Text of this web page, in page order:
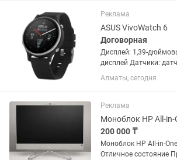
наушников Bluetooth,...
Реклама
ASUS VivoWatch 6
Договорная
Дисплей: 1,39-
дисплей Датчики: датчик ЭКГ, датчик
ФПГ, датчик BIA,
ускорения. Bluetooth 5.0 или более
синхронизации с
Алматы, сегодня
Реклама
Моноблок HP All-in-
200 000 ₸
Моноблок HP All-in-One
Отличное состояние Продается